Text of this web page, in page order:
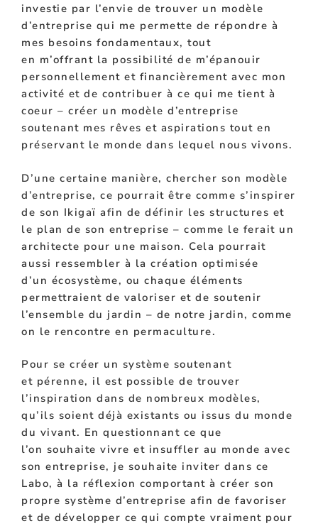
investie par l’envie de trouver un modèle
d’entreprise qui me permette de répondre à
mes besoins fondamentaux, tout
en m’offrant la possibilité de m’épanouir
personnellement et financièrement avec mon
activité et de contribuer à ce qui me tient à
coeur – créer un modèle d’entreprise
soutenant mes rêves et aspirations tout en
préservant le monde dans lequel nous vivons.
D’une certaine manière, chercher son modèle
d’entreprise, ce pourrait être comme s’inspirer
de son Ikigaï afin de définir les structures et
le plan de son entreprise – comme le ferait un
architecte pour une maison. Cela pourrait
aussi ressembler à la création optimisée
d’un écosystème, ou chaque éléments
permettraient de valoriser et de soutenir
l’ensemble du jardin – de notre jardin, comme
on le rencontre en permaculture.
Pour se créer un système soutenant
et pérenne, il est possible de trouver
l’inspiration dans de nombreux modèles,
qu’ils soient déjà existants ou issus du monde
du vivant. En questionnant ce que
l’on souhaite vivre et insuffler au monde avec
son entreprise, je souhaite inviter dans ce
Labo, à la réflexion comportant à créer son
propre système d’entreprise afin de favoriser
et de développer ce qui compte vraiment pour